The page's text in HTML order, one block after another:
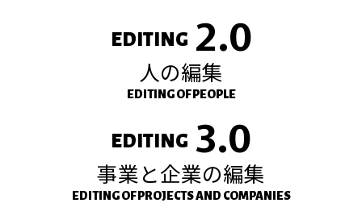
EDITING 2.0
人の編集
EDITING OF PEOPLE
EDITING 3.0
事業と企業の編集
EDITING OF PROJECTS AND COMPANIES